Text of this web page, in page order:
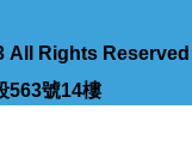
All Rights Reserved
563號14樓